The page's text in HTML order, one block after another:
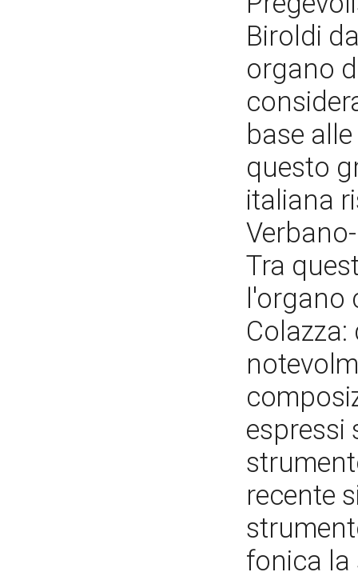
Biroldi
organo
base
questo
italiana
Tra
espressi
recente
fonica la